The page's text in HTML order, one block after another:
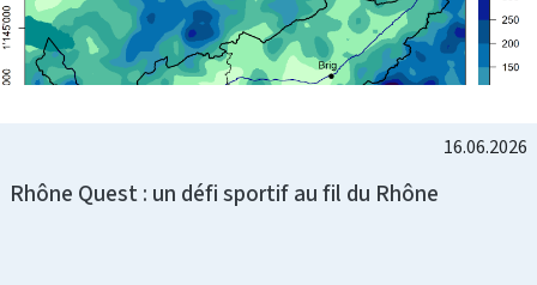
16.06.2026
Rhône Quest : un défi sportif au fil du Rhône